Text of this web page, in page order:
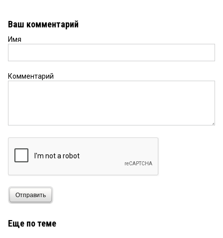
Ваш комментарий
Имя
Комментарий
Отправить
Еще по теме